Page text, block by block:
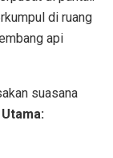
di ruang
api
suasana